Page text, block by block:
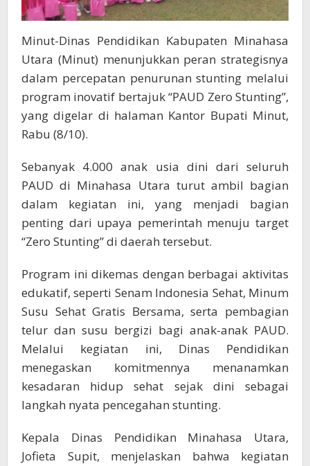
Minut-Dinas Pendidikan Kabupaten Minahasa
Utara (Minut) menunjukkan peran strategisnya
dalam percepatan penurunan stunting melalui
program inovatif bertajuk “PAUD Zero Stunting”,
yang digelar di halaman Kantor Bupati Minut,
Rabu (8/10).
Sebanyak 4.000 anak usia dini dari seluruh
PAUD di Minahasa Utara turut ambil bagian
dalam kegiatan ini, yang menjadi bagian
penting dari upaya pemerintah menuju target
“Zero Stunting” di daerah tersebut.
Program ini dikemas dengan berbagai aktivitas
edukatif, seperti Senam Indonesia Sehat, Minum
Susu Sehat Gratis Bersama, serta pembagian
telur dan susu bergizi bagi anak-anak PAUD.
Melalui kegiatan ini, Dinas Pendidikan
menegaskan komitmennya menanamkan
kesadaran hidup sehat sejak dini sebagai
langkah nyata pencegahan stunting.
Kepala Dinas Pendidikan Minahasa Utara,
Jofieta Supit, menjelaskan bahwa kegiatan